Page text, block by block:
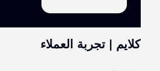
كلايم | تجربة العملاء